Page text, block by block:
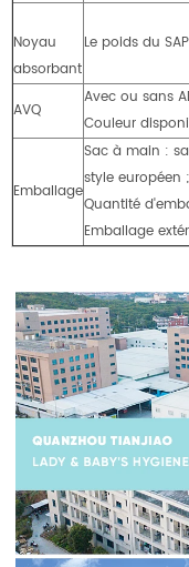
Noyau
absorbant
Le poids du
AVQ
Avec ou sans
Couleur
Emballage
Sac à main :
style européen ;
Quantité
Emballage